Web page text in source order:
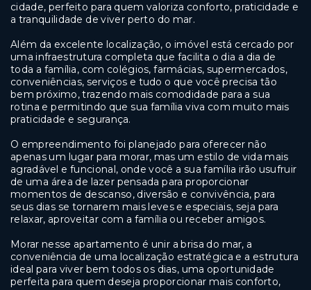
cidade, perfeito para quem valoriza conforto, praticidade e
a tranquilidade de viver perto do mar.
Além da excelente localização, o imóvel está cercado por
uma infraestrutura completa que facilita o dia a dia de
toda a família, com colégios, farmácias, supermercados,
conveniências, serviços e tudo o que você precisa tão
bem próximo, trazendo mais comodidade para a sua
rotina e permitindo que sua família viva com muito mais
praticidade e segurança.
O empreendimento foi planejado para oferecer não
apenas um lugar para morar, mas um estilo de vida mais
agradável e funcional, onde você a sua família irão usufruir
de uma área de lazer pensada para proporcionar
momentos de descanso, diversão e convivência, para
seus dias se tornarem mais leves e especiais, seja para
relaxar, aproveitar com a família ou receber amigos.
Morar nesse apartamento é unir a brisa do mar, a
conveniência de uma localização estratégica e a estrutura
ideal para viver bem todos os dias, uma oportunidade
perfeita para quem deseja proporcionar mais conforto,